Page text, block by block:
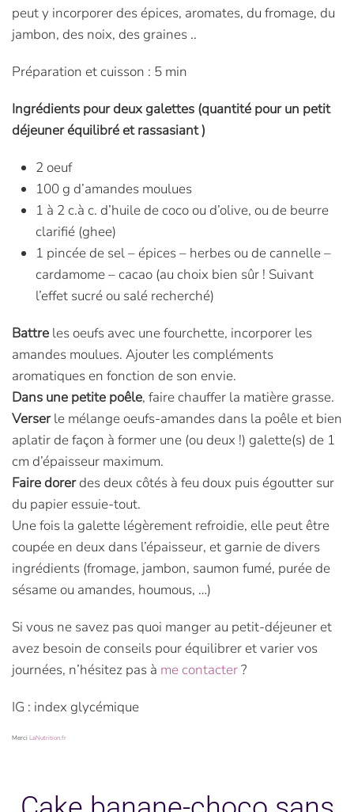
peut y incorporer des épices, aromates, du fromage, du
jambon, des noix, des graines ..
Préparation et cuisson : 5 min
Ingrédients pour deux galettes (quantité pour un petit
déjeuner équilibré et rassasiant )
2 oeuf
100 g d’amandes moulues
1 à 2 c.à c. d’huile de coco ou d’olive, ou de beurre
clarifié (ghee)
1 pincée de sel – épices – herbes ou de cannelle –
cardamome – cacao (au choix bien sûr ! Suivant
l’effet sucré ou salé recherché)
Battre les oeufs avec une fourchette, incorporer les
amandes moulues. Ajouter les compléments
aromatiques en fonction de son envie.
Dans une petite poêle, faire chauffer la matière grasse.
Verserle mélange oeufs-amandes dans la poêle et bien
aplatir de façon à former une (ou deux !) galette(s) de 1
cm d’épaisseur maximum.
Faire dorerdes deux côtés à feu doux puis égoutter sur
du papier essuie-tout.
Une fois la galette légèrement refroidie, elle peut être
coupée en deux dans l’épaisseur, et garnie de divers
ingrédients (fromage, jambon, saumon fumé, purée de
sésame ou amandes, houmous, …)
Si vous ne savez pas quoi manger au petit-déjeuner et
avez besoin de conseils pour équilibrer et varier vos
journées, n’hésitez pas à me contacter?
IG : index glycémique
MerciLaNutrition.fr